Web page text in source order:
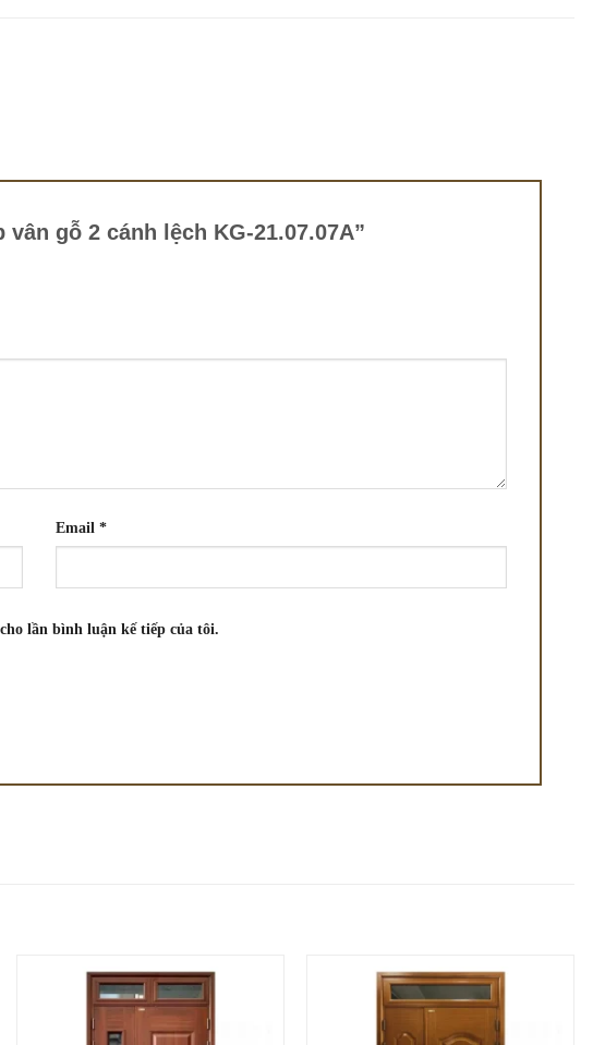
gỗ 2 cánh lệch KG-21.07.07A”
Email*
lần bình luận kế tiếp của tôi.